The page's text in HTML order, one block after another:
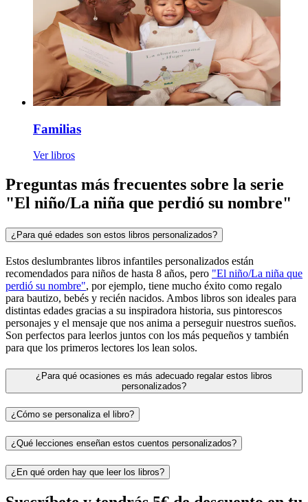
Familias
Ver libros
Preguntas más frecuentes sobre la serie
"El niño/La niña que perdió su nombre"
¿Para qué edades son estos libros personalizados?
Estos deslumbrantes libros infantiles personalizados están
recomendados para niños de hasta 8 años, pero "El niño/La niña que
perdió su nombre", por ejemplo, tiene mucho éxito como regalo
para bautizo, bebés y recién nacidos. Ambos libros son ideales para
distintas edades gracias a su inspiradora historia, sus pintorescos
personajes y el mensaje que nos anima a perseguir nuestros sueños.
Son perfectos para leerlos juntos con los más pequeños y también
para que los primeros lectores los lean solos.
¿Para qué ocasiones es más adecuado regalar estos libros
personalizados?
¿Cómo se personaliza el libro?
¿Qué lecciones enseñan estos cuentos personalizados?
¿En qué orden hay que leer los libros?